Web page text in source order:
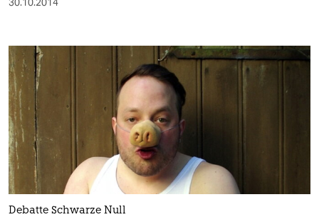
verlag
shop
fragen & hilfe
unterstützen
abo
genossenschaft
epaper login
Debatte Schwarze Null